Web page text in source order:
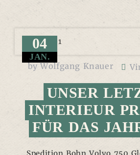
04
JAN.
byWolfgang Knauer
UNSER
INTERIEUR
FÜR DAS